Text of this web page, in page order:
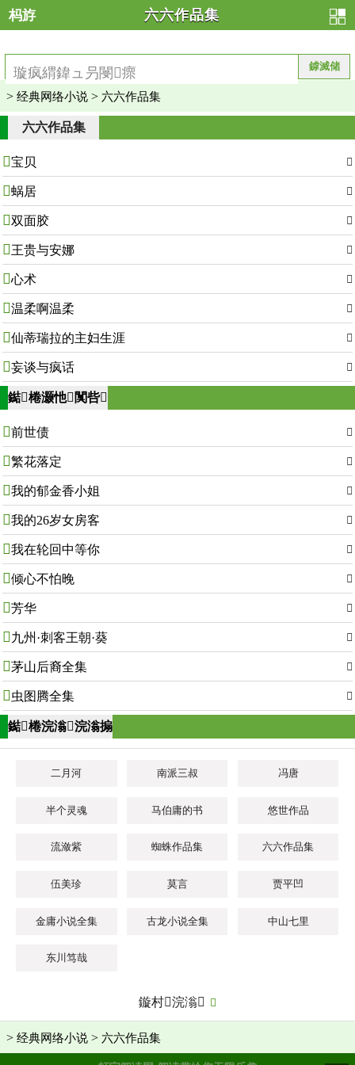
杩斿
六六作品集
> 经典网络小说 > 六六作品集
六六作品集
宝贝 
蜗居 
双面胶 
王贵与安娜 
心术 
温柔啊温柔 
仙蒂瑞拉的主妇生涯 
妄谈与疯话 
鐑棬灏忚闃呰
前世债 
繁花落定 
我的郁金香小姐 
我的26岁女房客 
我在轮回中等你 
倾心不怕晚 
芳华 
九州·刺客王朝·葵 
茅山后裔全集 
虫图腾全集 
鐑棬浣滃浣滃搧
二月河 南派三叔 冯唐
半个灵魂 马伯庸的书 悠世作品
流潋紫 蜘蛛作品集 六六作品集
伍美珍 莫言 贾平凹
金庸小说全集 古龙小说全集 中山七里
东川笃哉
鏇村浣滃 
> 经典网络小说 > 六六作品集